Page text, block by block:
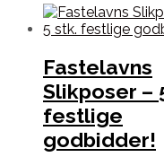
Fastelavns
Slikposer –
festlige
godbidder!